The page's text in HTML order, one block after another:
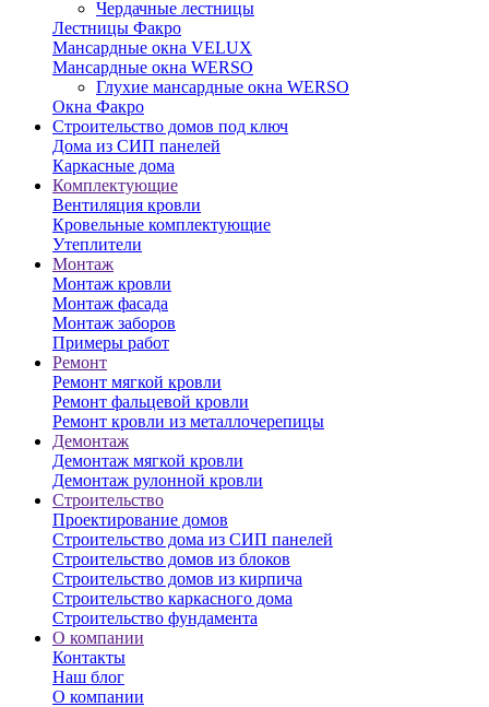
Чердачные лестницы
Лестницы Факро
Мансардные окна VELUX
Мансардные окна WERSO
Глухие мансардные окна WERSO
Окна Факро
Строительство домов под ключ
Дома из СИП панелей
Каркасные дома
Комплектующие
Вентиляция кровли
Кровельные комплектующие
Утеплители
Монтаж
Монтаж кровли
Монтаж фасада
Монтаж заборов
Примеры работ
Ремонт
Ремонт мягкой кровли
Ремонт фальцевой кровли
Ремонт кровли из металлочерепицы
Демонтаж
Демонтаж мягкой кровли
Демонтаж рулонной кровли
Строительство
Проектирование домов
Строительство дома из СИП панелей
Строительство домов из блоков
Строительство домов из кирпича
Строительство каркасного дома
Строительство фундамента
О компании
Контакты
Наш блог
О компании